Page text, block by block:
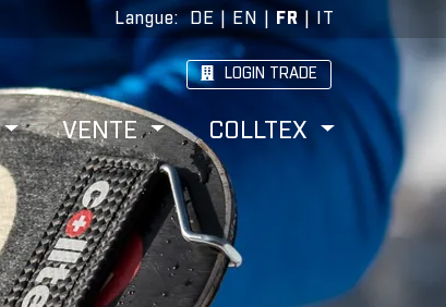
Langue:DE EN FR IT
LOGIN TRADE
VENTE COLLTEX